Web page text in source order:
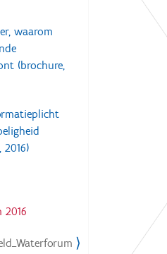
waarom
(brochure,
2016